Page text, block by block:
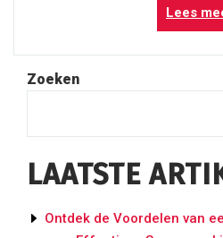
Lees
Zoeken
LAATSTE
Ontdek de Voordelen van